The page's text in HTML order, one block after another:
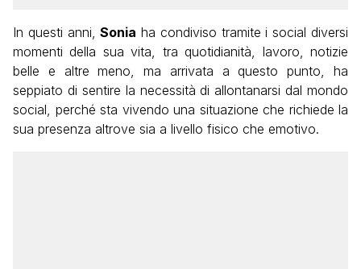
In questi anni,Sonia ha condiviso tramite i social diversi
momenti della sua vita, tra quotidianità, lavoro, notizie
belle e altre meno, ma arrivata a questo punto, ha
seppiato di sentire la necessità di allontanarsi dal mondo
social, perché sta vivendo una situazione che richiede la
sua presenza altrove sia a livello fisico che emotivo.